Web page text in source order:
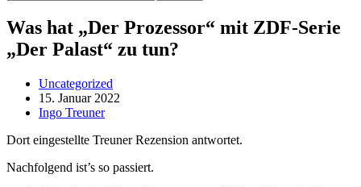
Was hat „Der Prozessor“ mit ZDF-Serie
„Der Palast“ zu tun?
Uncategorized
15. Januar 2022
Ingo Treuner
Dort eingestellte Treuner Rezension antwortet.
Nachfolgend ist’s so passiert.